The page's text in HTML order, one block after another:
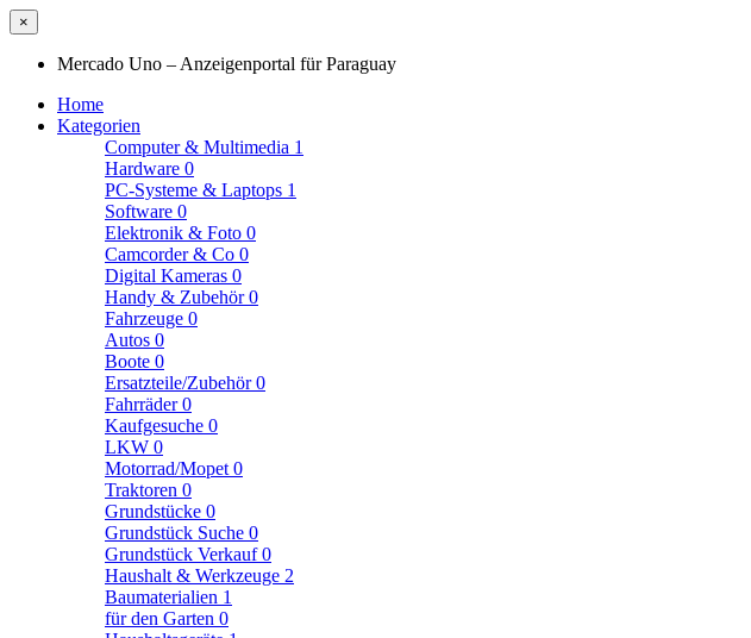
×
Mercado Uno – Anzeigenportal für Paraguay
Home
Kategorien
Computer & Multimedia 1
Hardware 0
PC-Systeme & Laptops 1
Software 0
Elektronik & Foto 0
Camcorder & Co 0
Digital Kameras 0
Handy & Zubehör0
Fahrzeuge 0
Autos 0
Boote 0
Ersatzteile/Zubehör0
Fahrräder0
Kaufgesuche 0
LKW 0
Motorrad/Mopet 0
Traktoren 0
Grundstücke 0
Grundstück Suche 0
Grundstück Verkauf0
Haushalt & Werkzeuge 2
Baumaterialien 1
für den Garten 0